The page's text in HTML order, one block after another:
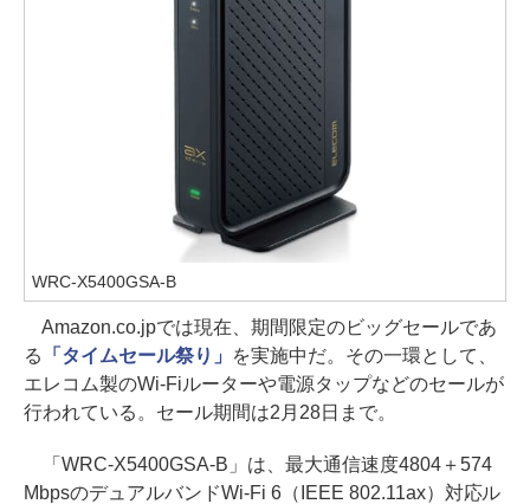
WRC-X5400GSA-B
Amazon.co.jpでは現在、期間限定のビッグセールであ
る
「タイムセール祭り」
を実施中だ。その一環として、
エレコム製のWi-Fiルーターや電源タップなどのセールが
行われている。セール期間は2月28日まで。
「WRC-X5400GSA-B」は、最大通信速度4804＋574
MbpsのデュアルバンドWi-Fi 6（IEEE 802.11ax）対応ル